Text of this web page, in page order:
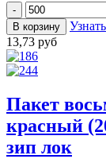
13,73 руб
Пакет
красный
зип лок